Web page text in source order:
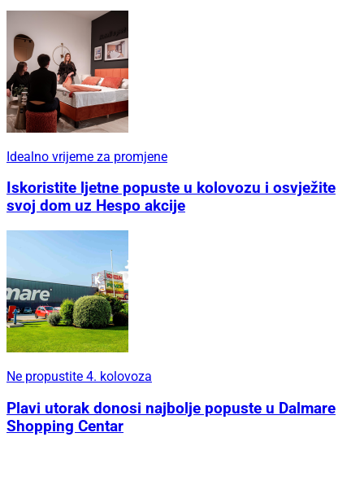
Idealno vrijeme za promjene
Iskoristite ljetne popuste u kolovozu i osvježite
svoj dom uz Hespo akcije
Ne propustite 4. kolovoza
Plavi utorak donosi najbolje popuste u Dalmare
Shopping Centar